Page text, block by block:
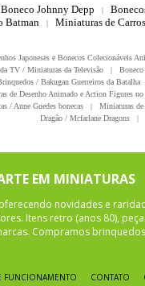
Boneco Johnny Depp |
Batman | Miniaturas de
Japoneses e Bonecos Colecionáveis
TV / Miniaturas da Televisão |
/ Bakugan Guerreiros da Batalha
de Desenho Animado e Action Figures
/ Anne Guedes bonecas |
Miniaturas
Dragão / Mcfarlane Dragons
|
EM MINIATURAS
novidades e
Itens retro (anos 80),
Compramos
FUNCIONAMENTO CONTATO